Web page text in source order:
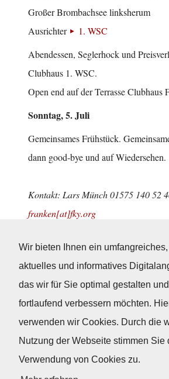
Wir bieten Ihnen ein umfangreiches,
aktuelles und informatives
das wir für Sie optimal gestalten und
fortlaufend verbessern möchten.
verwenden wir Cookies. Durch die
Nutzung der Webseite stimmen Sie
Verwendung von Cookies zu.
Großer Brombachsee linksherum
Ausrichter
1. WSC
Abendessen, Seglerhock und
Clubhaus 1. WSC.
Open end auf der Terrasse Clubhaus
Sonntag, 5. Juli
Gemeinsames Frühstück.
dann good-bye und auf Wiedersehen.
Kontakt: Lars Münch 01575 140 52
franken[at]fky.org